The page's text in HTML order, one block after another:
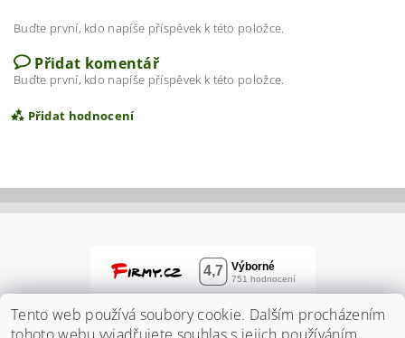
Buďte první, kdo napíše příspěvek k této položce.
Přidat komentář
Buďte první, kdo napíše příspěvek k této položce.
Přidat hodnocení
Tento web používá soubory cookie. Dalším procházením